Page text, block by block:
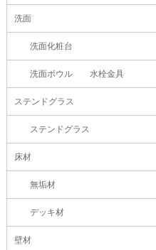
洗面
洗面化粧台
洗面ボウル 水栓金具
ステンドグラス
ステンドグラス
床材
無垢材
デッキ材
壁材